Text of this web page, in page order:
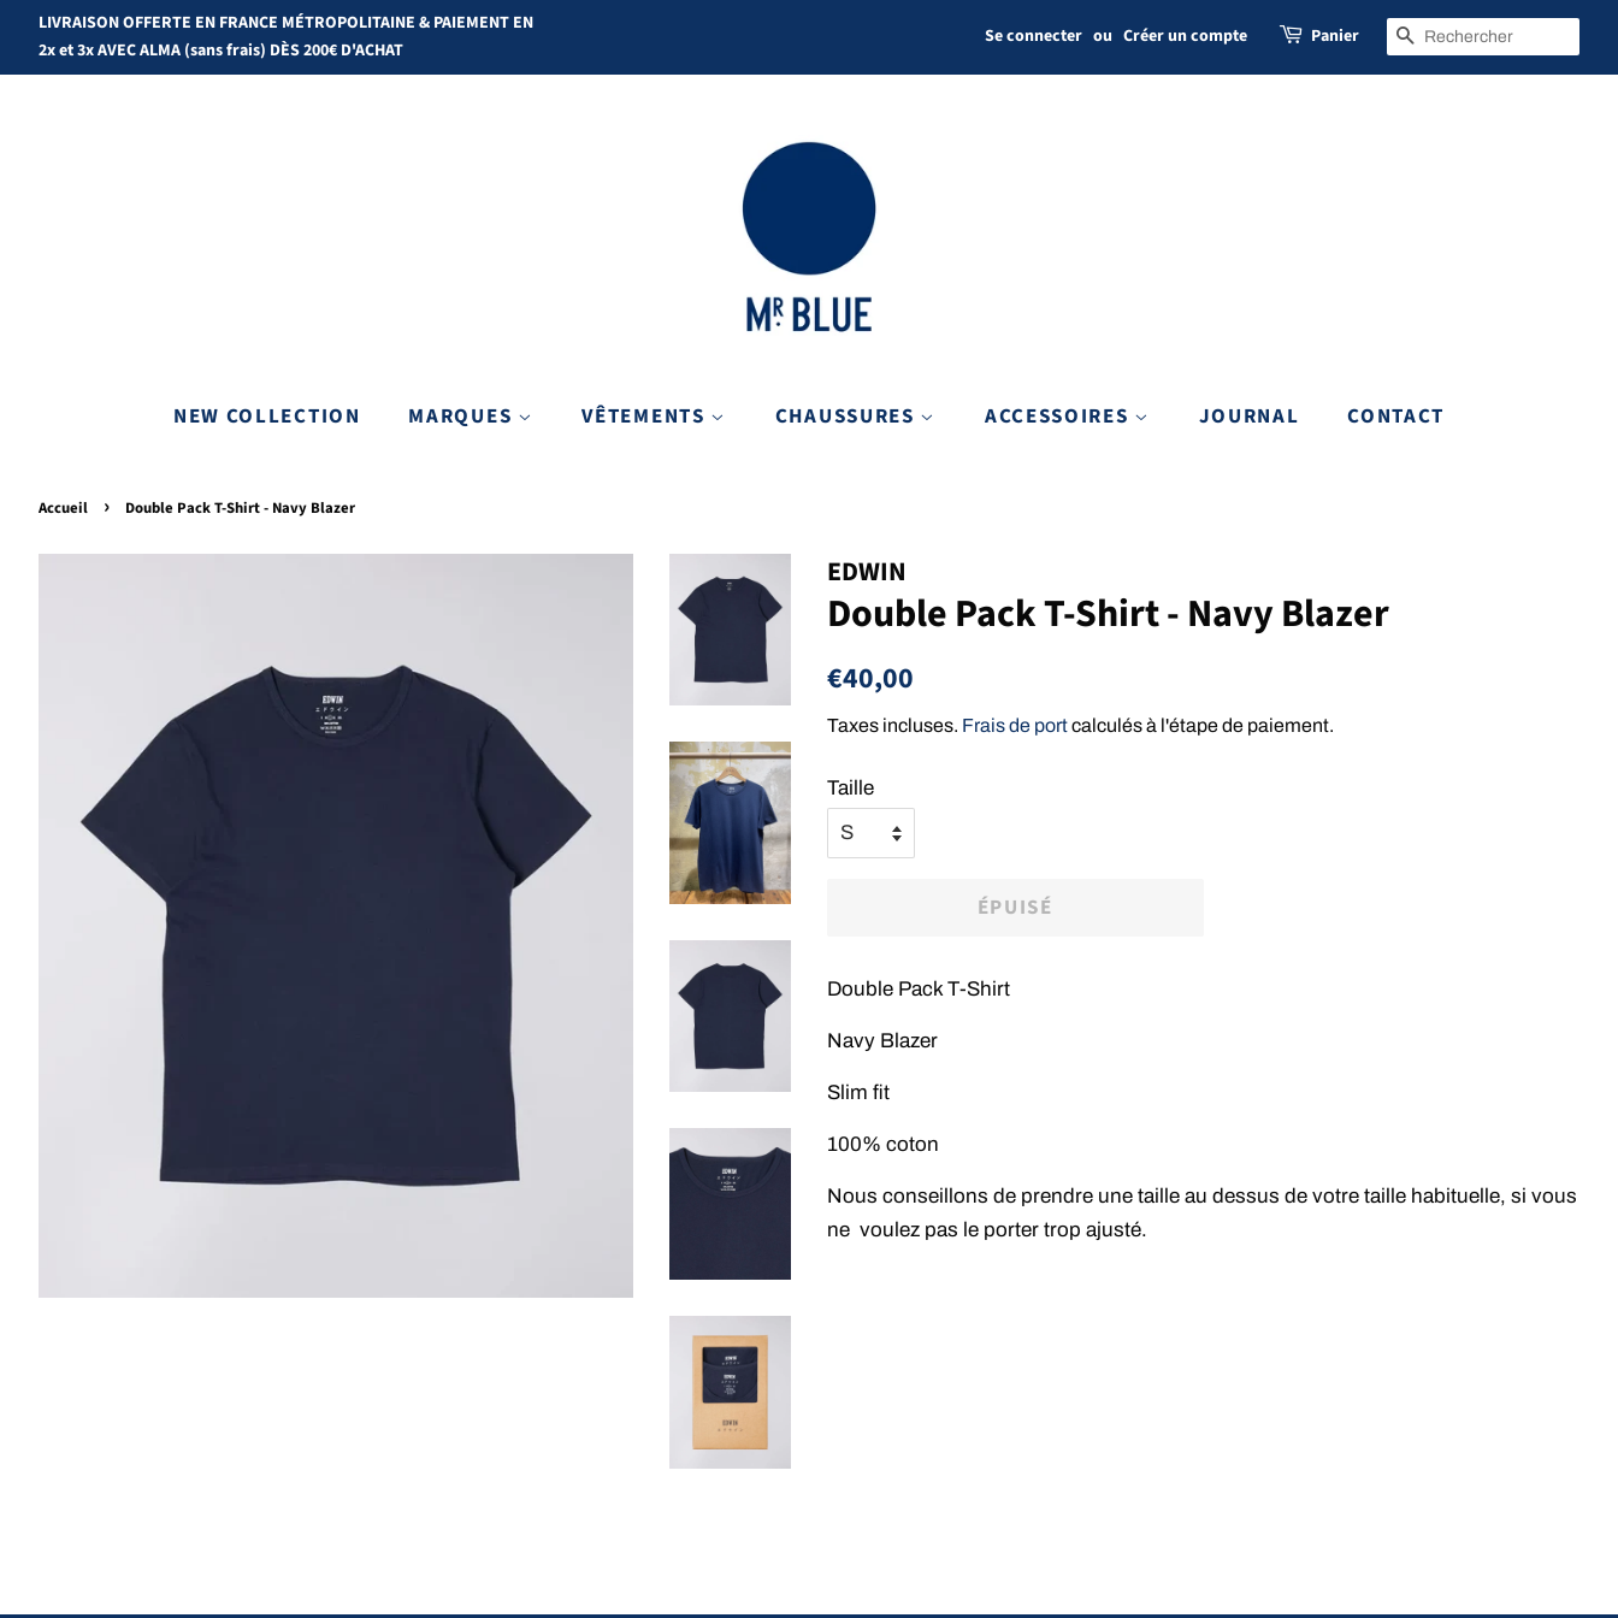
LIVRAISON OFFERTE EN FRANCE MÉTROPOLITAINE & PAIEMENT EN
2x et 3x AVEC ALMA (sans frais) DÈS 200€ D'ACHAT
Se connecter ou Créer un compte Panier RECHERCHE
NEW COLLECTION MARQUES VÊTEMENTS CHAUSSURES ACCESSOIRES JOURNAL CONTACT
Accueil › Double Pack T-Shirt - Navy Blazer
EDWIN
Double Pack T-Shirt - Navy Blazer
Prix
€40,00
Taxes incluses. Frais de portcalculés à l'étape de paiement.
Taille
ÉPUISÉ
Double Pack T-Shirt
Navy Blazer
Slim fit
100% coton
Nous conseillons de prendre une taille au dessus de votre taille habituelle, si vous
ne voulez pas le porter trop ajusté.